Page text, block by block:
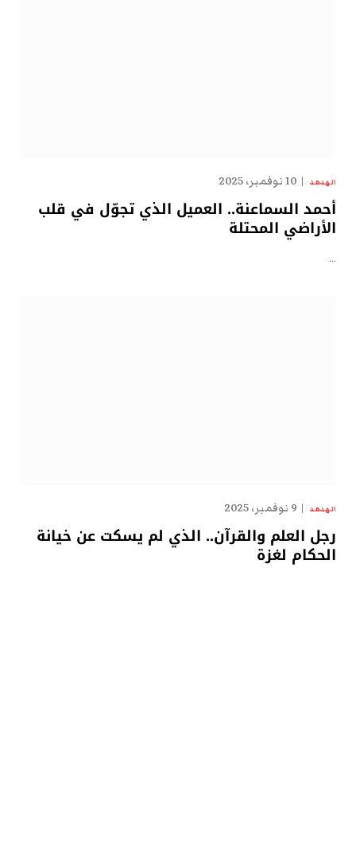
الهدهد 10 نوفمبر، 2025
أحمد السماعنة.. العميل الذي تجوّل في قلب
الأراضي المحتلة
…
الهدهد 9 نوفمبر، 2025
رجل العلم والقرآن.. الذي لم يسكت عن خيانة
الحكام لغزة